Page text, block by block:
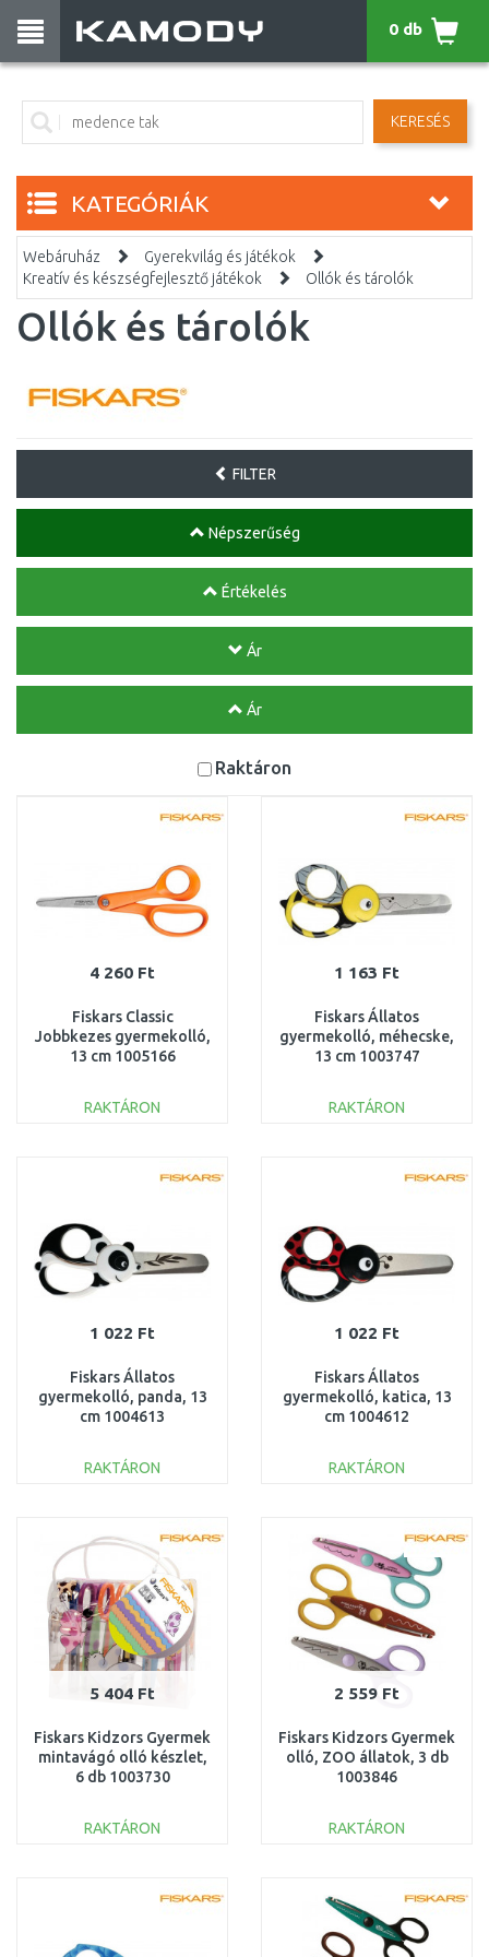
KERESÉS
0 db
KATEGÓRIÁK
Webáruház
Gyerekvilág és játékok
Kreatív és készségfejlesztő játékok
Ollók és tárolók
Ollók és tárolók
FILTER
Népszerűség
Értékelés
Ár
Ár
Raktáron
4 260 Ft
Fiskars Classic
Jobbkezes gyermekolló,
13 cm 1005166
RAKTÁRON
Összehasonlítás
1 163 Ft
Fiskars Állatos
gyermekolló, méhecske,
13 cm 1003747
RAKTÁRON
Összehasonlítás
1 022 Ft
Fiskars Állatos
gyermekolló, panda, 13
cm 1004613
RAKTÁRON
Összehasonlítás
1 022 Ft
Fiskars Állatos
gyermekolló, katica, 13
cm 1004612
RAKTÁRON
Összehasonlítás
5 404 Ft
Fiskars Kidzors Gyermek
mintavágó olló készlet,
6 db 1003730
RAKTÁRON
Összehasonlítás
2 559 Ft
Fiskars Kidzors Gyermek
olló, ZOO állatok, 3 db
1003846
RAKTÁRON
Összehasonlítás